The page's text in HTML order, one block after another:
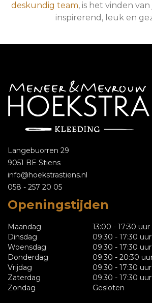
deskundig team, is het vinden
inspirerend, leuk en
Langebuorren 29
9051 BE Stiens
info@hoekstrastiens.nl
058 - 257 20 05
Openingstijden
Maandag
13:00 - 17:30 uur
Dinsdag
09:30 - 17:30 uur
Woensdag
09:30 - 17:30 uur
Donderdag
09:30 - 20:30
Vrijdag
09:30 - 17:30 uur
Zaterdag
09:30 - 17:30 uur
Zondag
Gesloten